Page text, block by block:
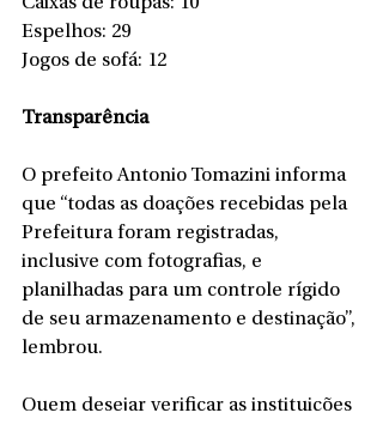
Espelhos: 29
Jogos de sofá: 12
Transparência
O prefeito Antonio Tomazini informa
que “todas as doações recebidas pela
Prefeitura foram registradas,
inclusive com fotografias, e
planilhadas para um controle rígido
de seu armazenamento e destinação”,
lembrou.
Quem desejar verificar as instituições